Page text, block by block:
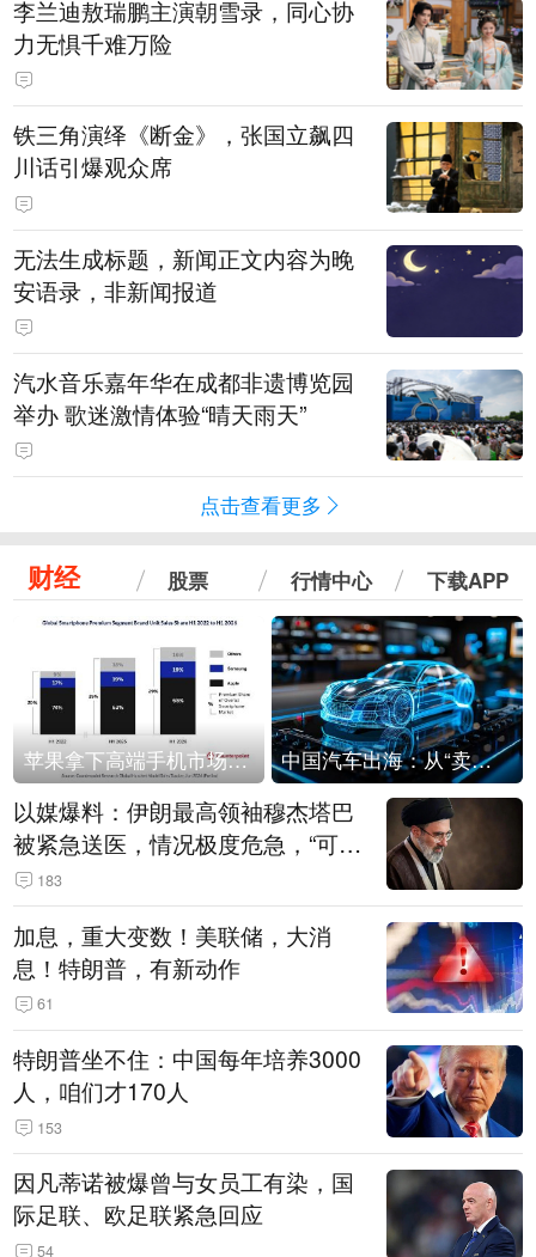
李兰迪敖瑞鹏主演朝雪录，同心协
力无惧千难万险
铁三角演绎《断金》，张国立飙四
川话引爆观众席
无法生成标题，新闻正文内容为晚
安语录，非新闻报道
汽水音乐嘉年华在成都非遗博览园
举办 歌迷激情体验“晴天雨天”
点击查看更多
财经 股票 行情中心 下载APP
苹果拿下高端手机市场65%的份额：iPhone 17系列功不可没 中国汽车出海：从“卖出去”到“走进去”
以媒爆料：伊朗最高领袖穆杰塔巴
被紧急送医，情况极度危急，“可能
随时会死去”
183
加息，重大变数！美联储，大消
息！特朗普，有新动作
61
特朗普坐不住：中国每年培养3000
人，咱们才170人
153
因凡蒂诺被爆曾与女员工有染，国
际足联、欧足联紧急回应
54